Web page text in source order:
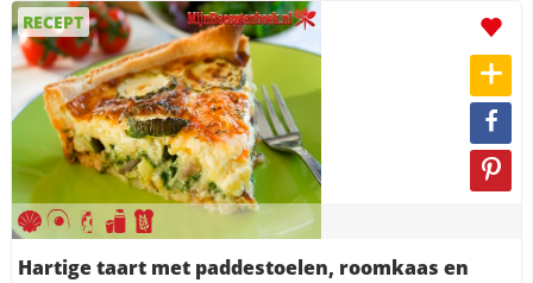
RECEPT
Hartige taart met paddestoelen, roomkaas en